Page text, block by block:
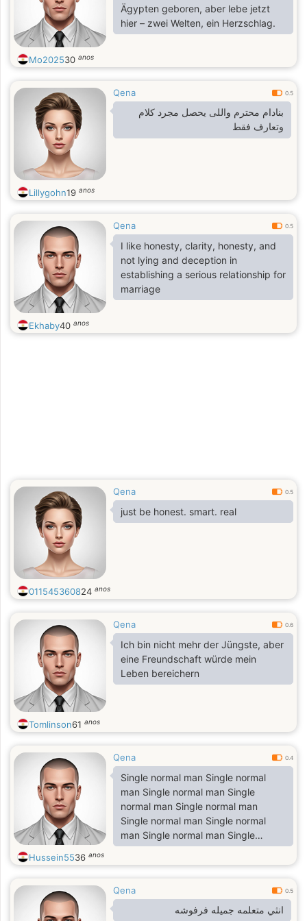
Ägypten geboren, aber lebe jetzt
hier – zwei Welten, ein Herzschlag.
Mo202530 anos
Qena 0.5
بنادام محترم واللى يحصل مجرد كلام
وتعارف فقط
Lillygohn19 anos
Qena 0.5
I like honesty, clarity, honesty, and
not lying and deception in
establishing a serious relationship for
marriage
Ekhaby40 anos
Qena 0.5
just be honest. smart. real
011545360824 anos
Qena 0.6
Ich bin nicht mehr der Jüngste, aber
eine Freundschaft würde mein
Leben bereichern
Tomlinson61 anos
Qena 0.4
Single normal man Single normal
man Single normal man Single
normal man Single normal man
Single normal man Single normal
man Single normal man Single
normal man Single normal man
Single normal man
Hussein5536 anos
Qena 0.5
انثي متعلمه جميله فرفوشه